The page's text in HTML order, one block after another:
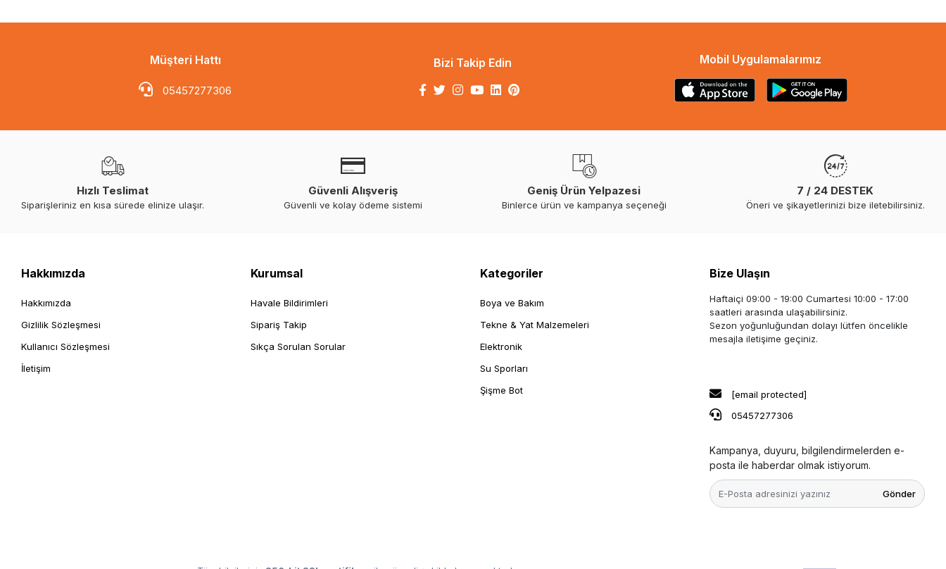
Müşteri Hattı
05457277306
Bizi Takip Edin Mobil Uygulamalarımız
Hızlı Teslimat
Siparişleriniz en kısa sürede elinize ulaşır.
Güvenli Alışveriş
Güvenli ve kolay ödeme sistemi
Geniş Ürün Yelpazesi
Binlerce ürün ve kampanya seçeneği
7 / 24 DESTEK
Öneri ve şikayetlerinizi bize iletebilirsiniz.
Hakkımızda
Hakkımızda
Gizlilik Sözleşmesi
Kullanıcı Sözleşmesi
İletişim
Kurumsal
Havale Bildirimleri
Sipariş Takip
Sıkça Sorulan Sorular
Kategoriler
Boya ve Bakım
Tekne & Yat Malzemeleri
Elektronik
Su Sporları
Şişme Bot
Bize Ulaşın
Haftaiçi 09:00 - 19:00 Cumartesi 10:00 - 17:00
saatleri arasında ulaşabilirsiniz.
Sezon yoğunluğundan dolayı lütfen öncelikle
mesajla iletişime geçiniz.
[email protected]
05457277306
Kampanya, duyuru, bilgilendirmelerden e-
posta ile haberdar olmak istiyorum.
Gönder